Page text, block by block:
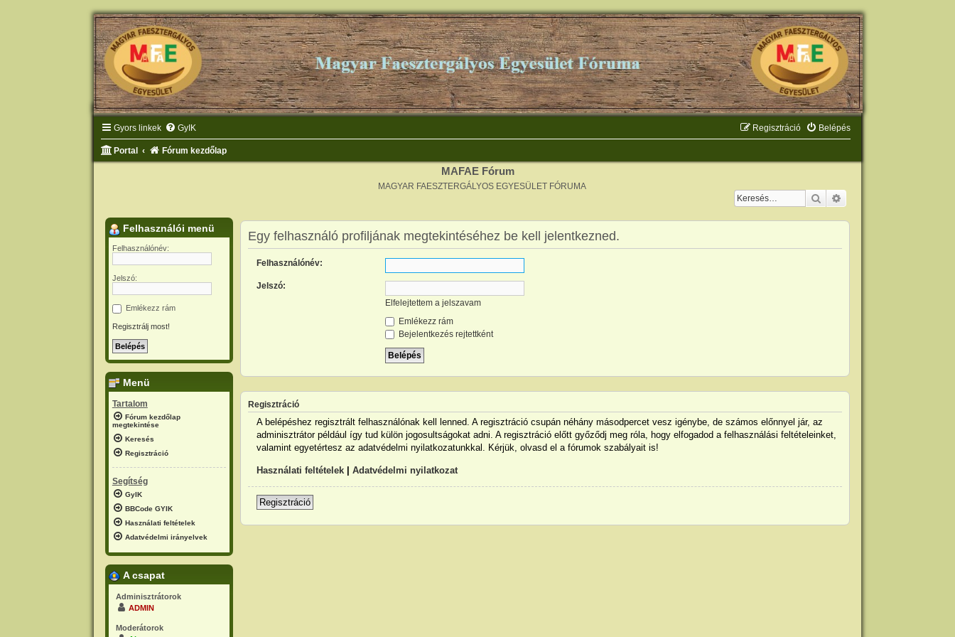
Gyors linkek GyIK Belépés
Regisztráció
Portal Fórum kezdőlap
MAFAE Fórum
MAGYAR FAESZTERGÁLYOS EGYESÜLET FÓRUMA
Keresés
Egy felhasználó profiljának megtekintéséhez be kell jelentkezned.
Felhasználónév:
Jelszó:
Elfelejtettem a jelszavam
Emlékezz rám
Bejelentkezés rejtettként
Regisztráció
A belépéshez regisztrált felhasználónak kell lenned. A regisztráció csupán néhány másodpercet vesz igénybe, de számos előnnyel jár, az
adminisztrátor például így tud külön jogosultságokat adni. A regisztráció előtt győződj meg róla, hogy elfogadod a felhasználási feltételeinket,
valamint egyetértesz az adatvédelmi nyilatkozatunkkal. Kérjük, olvasd el a fórumok szabályait is!
Használati feltételek| Adatvédelmi nyilatkozat
Regisztráció
Felhasználói menü
Felhasználónév:
Jelszó:
Emlékezz rám
Regisztrálj most!
Menü
Tartalom
Fórum kezdőlap
megtekintése
Keresés
Regisztráció
Segítség
GyIK
BBCode GYIK
Használati feltételek
Adatvédelmi irányelvek
A csapat
Adminisztrátorok
ADMIN
Moderátorok